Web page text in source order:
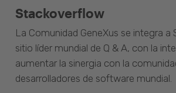
Stackoverflow
La Comunidad GeneXus se integra a
sitio líder mundial de Q & A, con la
aumentar la sinergia con la
desarrolladores de software mundial.